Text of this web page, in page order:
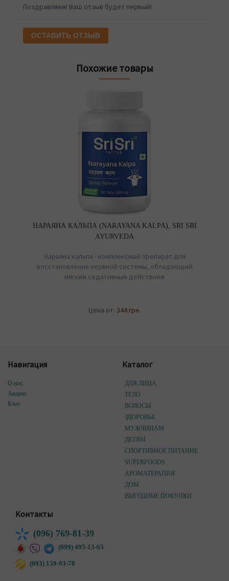
Поздравляем! Ваш отзыв будет первый!
ОСТАВИТЬ ОТЗЫВ
Похожие товары
НАРАЯНА КАЛЬПА (NARAYANA KALPA), SRI SRI
AYURVEDA
Нараяна кальпа - комплексный препарат для
восстановления нервной системы, обладающий
мягким седативным действием
Цена от: 344 грн.
Навигация
О нас
Акции
Блог
Каталог
ДЛЯ ЛИЦА
ТЕЛО
ВОЛОСЫ
ЗДОРОВЬЕ
МУЖЧИНАМ
ДЕТЯМ
СПОРТИВНОЕ ПИТАНИЕ
SUPERFOODS
АРОМАТЕРАПИЯ
ДОМ
ВЫГОДНЫЕ ПОКУПКИ
Контакты
(096) 769-81-39
(099) 495-13-65
(093) 159-93-78